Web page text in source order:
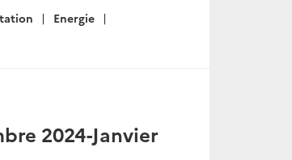
Energie
2024-Janvier